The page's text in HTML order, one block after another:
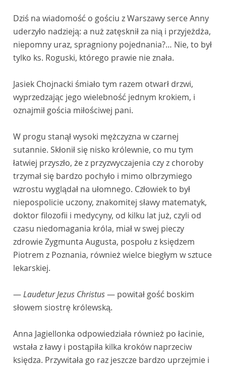
Dziś na wiadomość o gościu z Warszawy serce Anny
uderzyło nadzieją: a nuż zatęsknił za nią i przyjeżdża,
niepomny uraz, spragniony pojednania?… Nie, to był
tylko ks. Roguski, którego prawie nie znała.
Jasiek Chojnacki śmiało tym razem otwarł drzwi,
wyprzedzając jego wielebność jednym krokiem, i
oznajmił gościa miłościwej pani.
W progu stanął wysoki mężczyzna w czarnej
sutannie. Skłonił się nisko królewnie, co mu tym
łatwiej przyszło, że z przyzwyczajenia czy z choroby
trzymał się bardzo pochyło i mimo olbrzymiego
wzrostu wyglądał na ułomnego. Człowiek to był
niepospolicie uczony, znakomitej sławy matematyk,
doktor filozofii i medycyny, od kilku lat już, czyli od
czasu niedomagania króla, miał w swej pieczy
zdrowie Zygmunta Augusta, pospołu z księdzem
Piotrem z Poznania, również wielce biegłym w sztuce
lekarskiej.
—Laudetur Jezus Christus— powitał gość boskim
słowem siostrę królewską.
Anna Jagiellonka odpowiedziała również po łacinie,
wstała z ławy i postąpiła kilka kroków naprzeciw
księdza. Przywitała go raz jeszcze bardzo uprzejmie i